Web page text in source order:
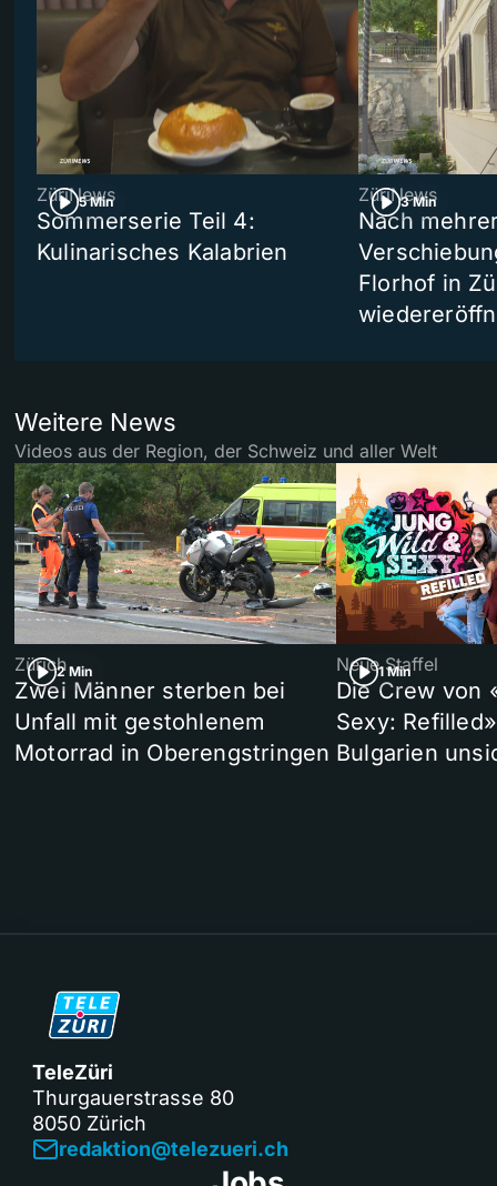
5 Min
ZüriNews
Sommerserie Teil 4:
Kulinarisches Kalabrien
3 Min
ZüriNews
Nach
Florhof in
Weitere News
Videos aus der Region, der Schweiz und aller Welt
2 Min
Zürich
Zwei Männer sterben bei
Unfall mit gestohlenem
Motorrad in Oberengstringen
1 Min
Neue Staffel
Die Crew von
Sexy:
Bulgarien
TeleZüri
Thurgauerstrasse 80
8050 Zürich
redaktion@telezueri.ch